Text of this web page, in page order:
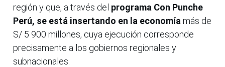
región y que, a través del programa Con Punche
Perú, se está insertando en la economía más de
S/ 5 900 millones, cuya ejecución corresponde
precisamente a los gobiernos regionales y
subnacionales.